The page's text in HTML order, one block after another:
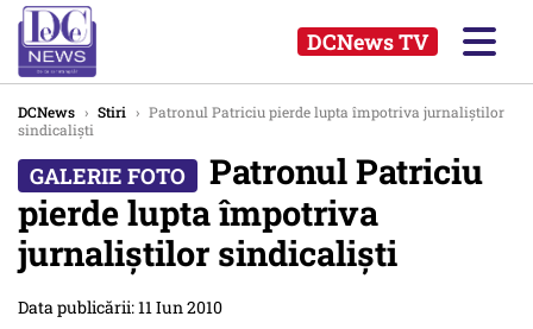
DCNews TV
DCNews › Stiri › Patronul Patriciu pierde lupta împotriva jurnaliștilor
sindicalişti
Patronul Patriciu
pierde lupta împotriva
jurnaliștilor sindicalişti
Data publicării: 11 Iun 2010